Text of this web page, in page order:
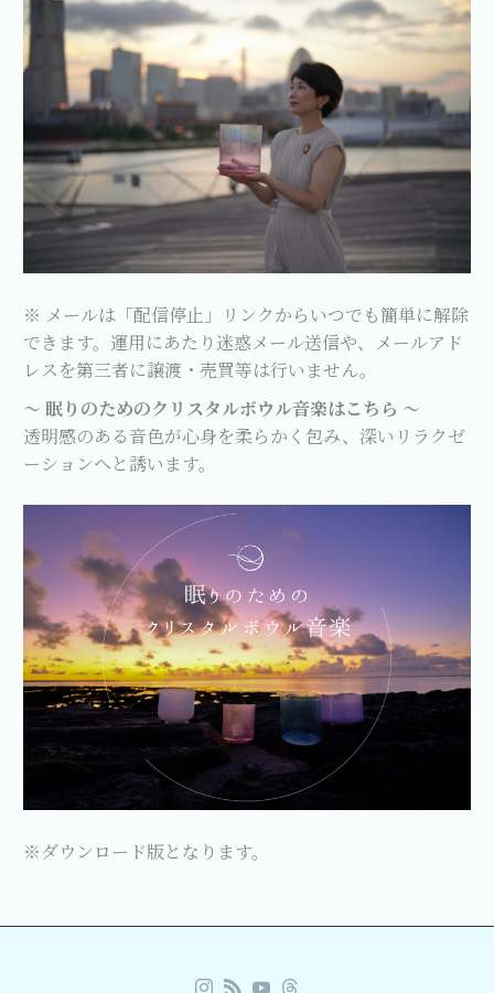
※ メールは「配信停止」リンクからいつでも簡単に解除
できます。運用にあたり迷惑メール送信や、メールアド
レスを第三者に譲渡・売買等は行いません。
～ 眠りのためのクリスタルボウル音楽はこちら ～
透明感のある音色が心身を柔らかく包み、深いリラクゼ
ーションへと誘います。
※ダウンロード版となります。